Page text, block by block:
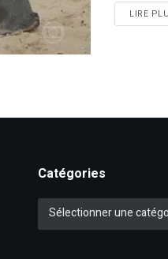
LIRE
Catégories
Catégories
Sélectionner une